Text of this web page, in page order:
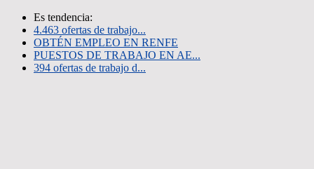
Es tendencia:
4.463 ofertas de trabajo...
OBTÉN EMPLEO EN RENFE
PUESTOS DE TRABAJO EN AE...
394 ofertas de trabajo d...